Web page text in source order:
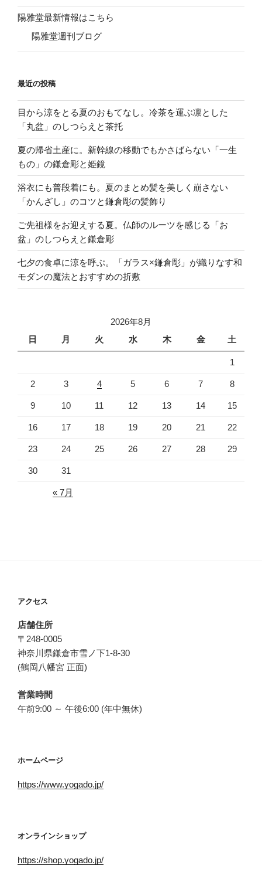
陽雅堂最新情報はこちら
陽雅堂週刊ブログ
最近の投稿
目から涼をとる夏のおもてなし。冷茶を運ぶ凛とした
「丸盆」のしつらえと茶托
夏の帰省土産に。新幹線の移動でもかさばらない「一生
もの」の鎌倉彫と姫鏡
浴衣にも普段着にも。夏のまとめ髪を美しく崩さない
「かんざし」のコツと鎌倉彫の髪飾り
ご先祖様をお迎えする夏。仏師のルーツを感じる「お
盆」のしつらえと鎌倉彫
七夕の食卓に涼を呼ぶ。「ガラス×鎌倉彫」が織りなす和
モダンの魔法とおすすめの折敷
2026年8月
日
月 火 水 木 金 土
1
2 3 4 5 6 7 8
9 10 11 12 13 14 15
16 17 18 19 20 21 22
23 24 25 26 27 28 29
30 31
« 7月
アクセス
店舗住所
〒248-0005
神奈川県鎌倉市雪ノ下1-8-30
(鶴岡八幡宮 正面)
営業時間
午前9:00 ～ 午後6:00 (年中無休)
ホームページ
https://www.yogado.jp/
オンラインショップ
https://shop.yogado.jp/